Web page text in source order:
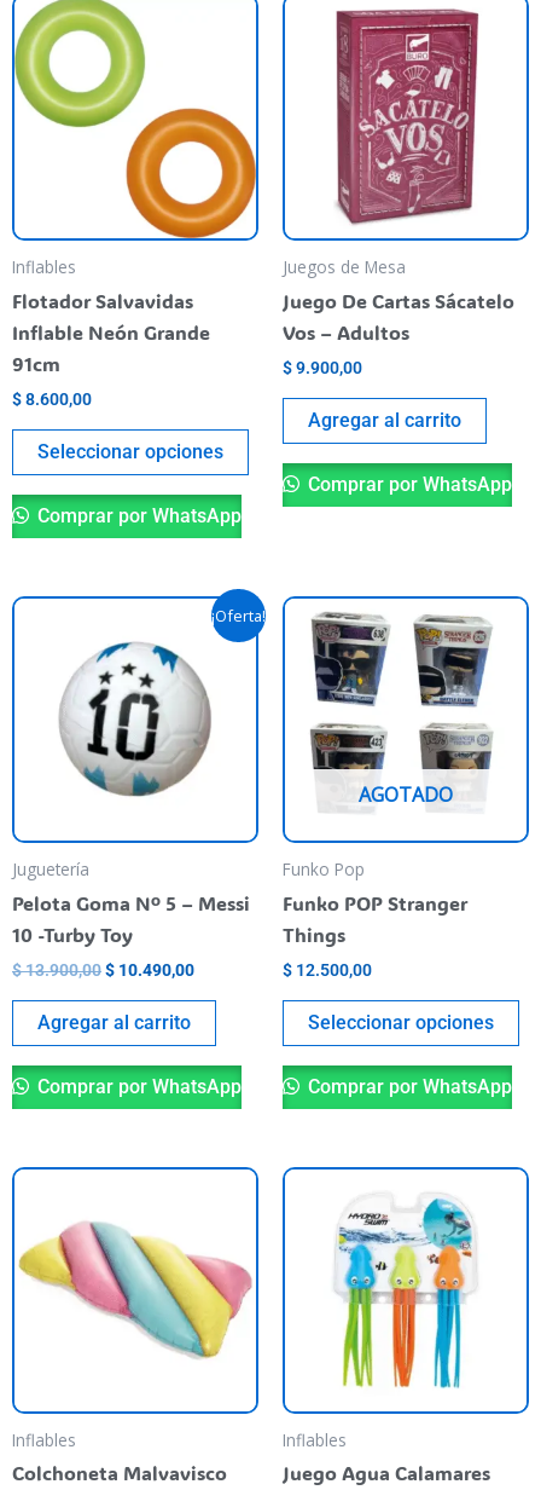
Inflables
Flotador Salvavidas
Inflable Neón Grande
91cm
$8.600,00
Seleccionar opciones
Este
variantes.
Las
opciones
se
pueden
elegir
producto
Comprar por WhatsApp
Juegos de Mesa
Juego De Cartas Sácatelo
Vos – Adultos
$9.900,00
Agregar al carrito
Comprar por WhatsApp
¡Oferta!
Juguetería
Pelota Goma Nº 5 – Messi
10 -Turby Toy
$13.900,00
El
original
era:
$ 13.900,00.
$ 10.490,00
El
precio
actual
es:
$ 10.490,00.
Agregar al carrito
Comprar por WhatsApp
AGOTADO
Funko Pop
Funko POP Stranger
Things
$ 12.500,00
Seleccionar opciones
se
Comprar por WhatsApp
Inflables
Colchoneta Malvavisco
Inflables
Juego Agua Calamares